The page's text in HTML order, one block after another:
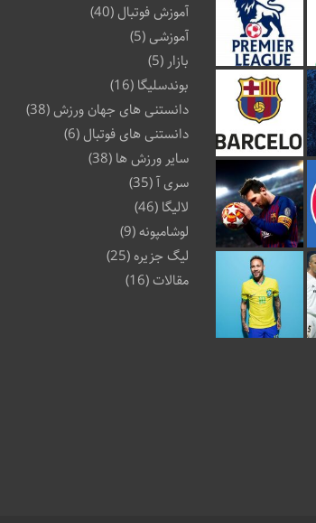
آموزش فوتبال (40)
آموزشی(5)
بازار (5)
بوندسلیگا (16)
دانستنی های جهان ورزش(38)
دانستنی های فوتبال (6)
سایر ورزش ها (38)
سری آ(35)
لالیگا (46)
لوشامپونه(9)
لیگ جزیره (25)
مقالات(16)